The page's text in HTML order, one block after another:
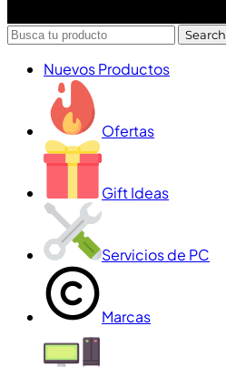
Search
Nuevos Productos
Ofertas
Gift Ideas
Servicios de PC
Marcas